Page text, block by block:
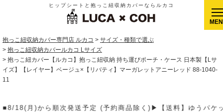
ヒップシートと抱っこ紐収納カバーならルカコ
抱っこ紐収納カバー専門店 ルカコ
サイズ・種類で選ぶ
抱っこ紐収納カバールカコ Lサイズ
抱っこ紐カバー【ルカコ】抱っこ紐収納 持ち運びポーチ・ケース 日本製【Lサ
イズ】【レイヤー】ベージュ×【リバティ】マーガレットアニーレッド 88-1040-
11
】ゆうパケット400円(全国一律)、ゆうパック900円(沖縄